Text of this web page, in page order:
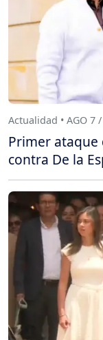
Actualidad • AGO 7
Primer ataque
contra De la